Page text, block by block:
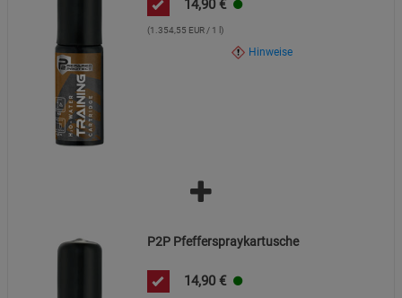
14,90 €
(1.354,55 EUR / 1 l)
Hinweise
P2P Pfefferspraykartusche
14,90 €